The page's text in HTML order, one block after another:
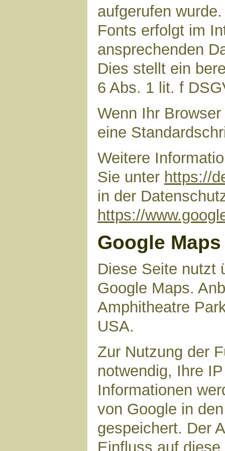
aufgerufen
Fonts erfolgt im
ansprechenden
Dies stellt ein
6 Abs. 1 lit. f
Wenn Ihr
eine
Weitere
Sie unter https://
in der
https://
Google Maps
Diese Seite nutzt
Google Maps.
Amphitheatre
USA.
Zur Nutzung der
notwendig, Ihre
Informationen
von Google in
gespeichert. Der
Einfluss auf